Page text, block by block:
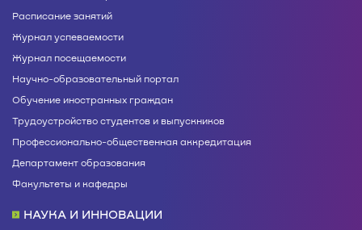
Расписание занятий
Журнал успеваемости
Журнал посещаемости
Научно-образовательный портал
Обучение иностранных граждан
Трудоустройство студентов и выпускников
Профессионально-общественная аккредитация
Департамент образования
Факультеты и кафедры
НАУКА И ИННОВАЦИИ